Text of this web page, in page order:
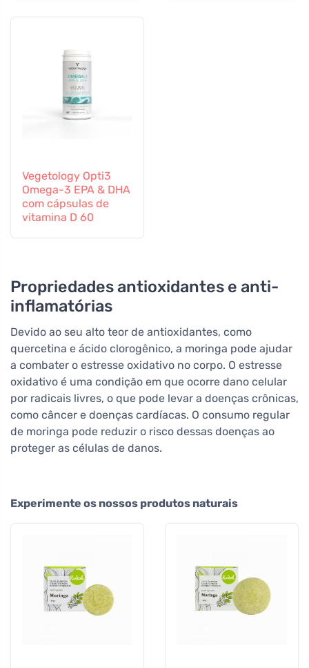
Vegetology Opti3
Omega-3 EPA & DHA
com cápsulas de
vitamina D 60
Propriedades antioxidantes e anti-
inflamatórias
Devido ao seu alto teor de antioxidantes, como
quercetina e ácido clorogênico, a moringa pode ajudar
a combater o estresse oxidativo no corpo. O estresse
oxidativo é uma condição em que ocorre dano celular
por radicais livres, o que pode levar a doenças crônicas,
como câncer e doenças cardíacas. O consumo regular
de moringa pode reduzir o risco dessas doenças ao
proteger as células de danos.
Experimente os nossos produtos naturais